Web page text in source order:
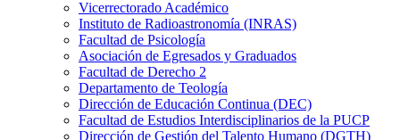
Vicerrectorado Académico
Instituto de Radioastronomía (INRAS)
Facultad de Psicología
Asociación de Egresados y Graduados
Facultad de Derecho 2
Departamento de Teología
Dirección de Educación Continua (DEC)
Facultad de Estudios Interdisciplinarios de la PUCP
Dirección de Gestión del Talento Humano (DGTH)